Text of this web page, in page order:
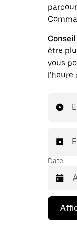
Conseil
être
vous
l'heure
Date
Appuyez
la